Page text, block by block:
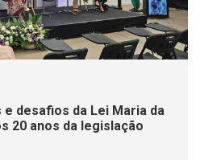
e desafios da Lei Maria da
20 anos da legislação